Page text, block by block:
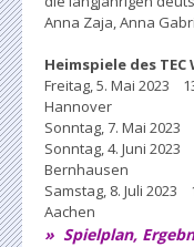
Anna Zaja, Anna
Heimspiele des
Freitag, 5. Mai 2023
Hannover
Sonntag, 7. Mai 2023
Sonntag, 4. Juni
Bernhausen
Samstag, 8. Juli 2023
Aachen
» Spielplan,